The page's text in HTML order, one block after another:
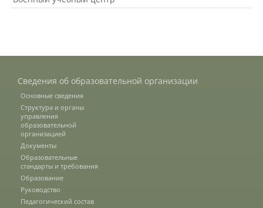
Федеральные документы
Закупки
Сведения об образовательной организации
Основные сведения
Структура и органы
управления
образовательной
организацией
Документы
Образовательные
стандарты и требования
Образование
Руководство
Педагогический состав